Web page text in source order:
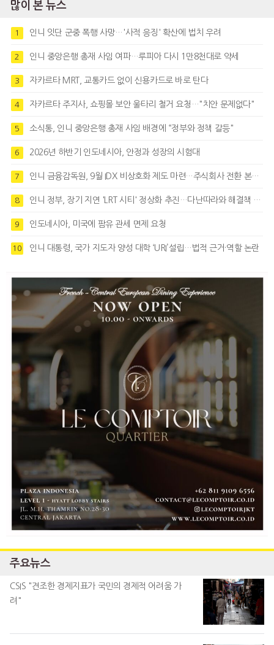
많이 본 뉴스
1 인니 잇단 군중 폭행 사망…'사적 응징' 확산에 법치 우려
2 인니 중앙은행 총재 사임 여파…루피아 다시 1만8천대로 약세
3 자카르타 MRT, 교통카드 없이 신용카드로 바로 탄다
4 자카르타 주지사, 쇼핑몰 보안 울타리 철거 요청…"치안 문제없다"
5 소식통, 인니 중앙은행 총재 사임 배경에 “정부와 정책 갈등"
6 2026년 하반기 인도네시아, 안정과 성장의 시험대
7 인니 금융감독원, 9월 IDX 비상호화 제도 마련…주식회사 전환 본격화
8 인니 정부, 장기 지연 'LRT 시티' 정상화 추진…다난따라와 해결책 모색
9 인도네시아, 미국에 팜유 관세 면제 요청
10 인니 대통령, 국가 지도자 양성 대학 ‘URI’설립…법적 근거·역할 논란
주요뉴스
CSIS "견조한 경제지표가 국민의 경제적 어려움 가
려"